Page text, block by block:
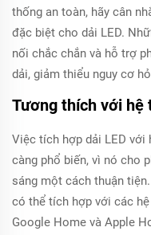
thống an toàn, hãy cân
đặc biệt cho dải LED.
nối chắc chắn và hỗ trợ
dải, giảm thiểu nguy cơ
Tương thích với hệ
Việc tích hợp dải LED với
càng phổ biến, vì nó cho
sáng một cách thuận
có thể tích hợp với các
Google Home và Apple